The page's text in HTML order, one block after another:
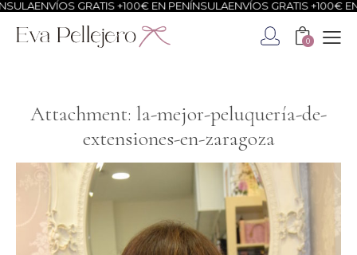
ENVÍOS GRATIS +100€ EN PENÍNSULA ENVÍOS GRATIS +100€ EN
0
Attachment: la-mejor-peluquería-de-
extensiones-en-zaragoza